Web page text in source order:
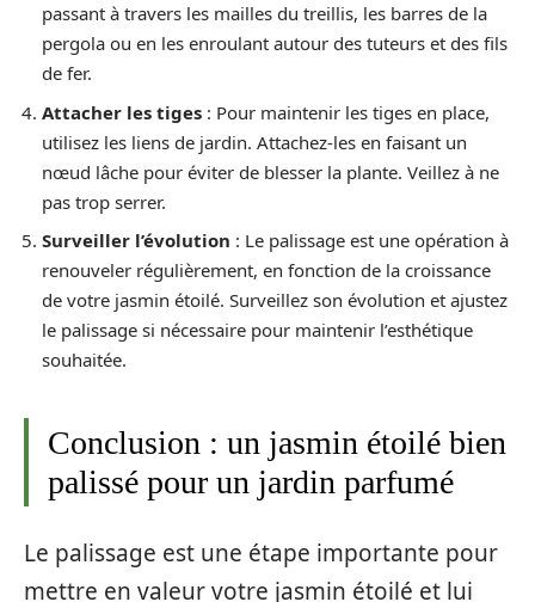
passant à travers les mailles du treillis, les barres de la
pergola ou en les enroulant autour des tuteurs et des fils
de fer.
Attacher les tiges : Pour maintenir les tiges en place,
utilisez les liens de jardin. Attachez-les en faisant un
nœud lâche pour éviter de blesser la plante. Veillez à ne
pas trop serrer.
Surveiller l’évolution : Le palissage est une opération à
renouveler régulièrement, en fonction de la croissance
de votre jasmin étoilé. Surveillez son évolution et ajustez
le palissage si nécessaire pour maintenir l’esthétique
souhaitée.
Conclusion : un jasmin étoilé bien
palissé pour un jardin parfumé
Le palissage est une étape importante pour
mettre en valeur votre jasmin étoilé et lui